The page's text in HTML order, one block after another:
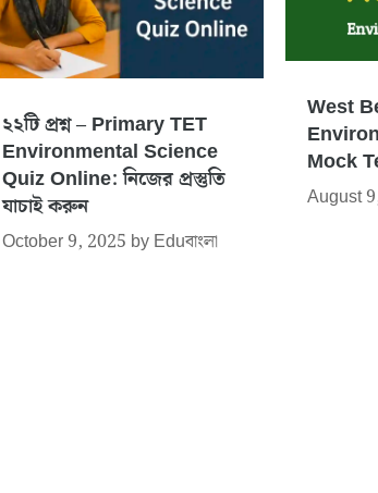
২২টি প্রশ্ন – Primary TET
Environmental Science
Quiz Online: নিজের প্রস্তুতি
যাচাই করুন
October 9, 2025 byEduবাংলা
West
Mock
August